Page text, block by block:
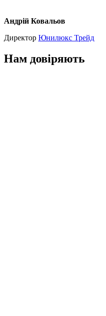
Андрій Ковальов
Директор Юнилюкс Трейд
Нам довіряють